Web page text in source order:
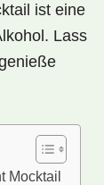
ist eine
Lass
Mocktail